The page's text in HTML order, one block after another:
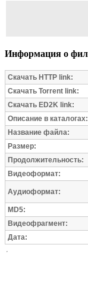
Информация о
Скачать HTTP link:
Скачать Torrent link:
Скачать ED2K link:
Описание в каталогах:
Название файла:
Размер:
Продолжительность:
Видеоформат:
Аудиоформат:
MD5:
Видеофрагмент:
Дата: